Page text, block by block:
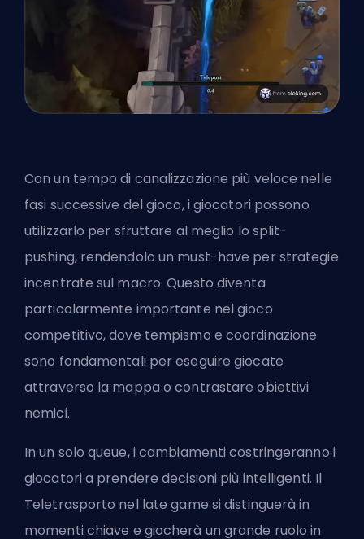
Con un tempo di canalizzazione più veloce nelle
fasi successive del gioco, i giocatori possono
utilizzarlo per sfruttare al meglio lo split-
pushing, rendendolo un must-have per strategie
incentrate sul macro. Questo diventa
particolarmente importante nel gioco
competitivo, dove tempismo e coordinazione
sono fondamentali per eseguire giocate
attraverso la mappa o contrastare obiettivi
nemici.
In un solo queue, i cambiamenti costringeranno i
giocatori a prendere decisioni più intelligenti. Il
Teletrasporto nel late game si distinguerà in
momenti chiave e giocherà un grande ruolo in